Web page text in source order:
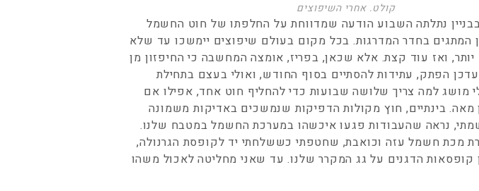
קולט. אחרי השיפוצים
נתלתה השבוע הודעה שמדווחת על החלפתו של חוט החשמל
המתגים בחדר המדרגות. בכל מקום בעולם שיפוצים יימשכו עד שלא
ואז עוד קצת. אלא שכאן, בפריז, אומצה המחשבה כי החיפזון מן
הפתק, עתידות להסתיים בסוף החודש, ואולי בעצם בתחילת
מושג למה צריך שלושה שבועות כדי להחליף חוט אחד, אפילו אם
מאה. בינתיים, חוץ מקולות הדפיקות שנמשכים באדיקות משמונה
נראה שהעבודות פגעו איכשהו במערכת החשמל במטבח שלנו.
מכת חשמל עזה וכואבת, שחטפתי כששלחתי יד לקופסת הגרנולה,
קופסאות הדגנים על גג המקרר שלנו. עד שאני מחליטה לאכול משהו